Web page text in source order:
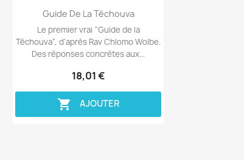
Aperçu rapide
Guide De La Téchouva
Le premier vrai “Guide de la
Téchouva”, d’après Rav Chlomo Wolbe.
Des réponses concrètes aux...
18,01 €
 AJOUTER